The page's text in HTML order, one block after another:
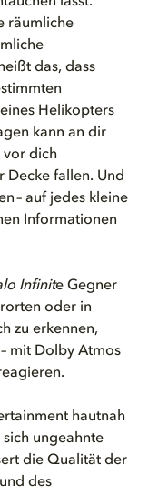
räumliche
das, dass
Helikopters
kann an dir
vor dich
Decke fallen. Und
– auf jedes kleine
Informationen
Infinite Gegner
oder in
zu erkennen,
mit Dolby Atmos
hautnah
ungeahnte
die Qualität der
des